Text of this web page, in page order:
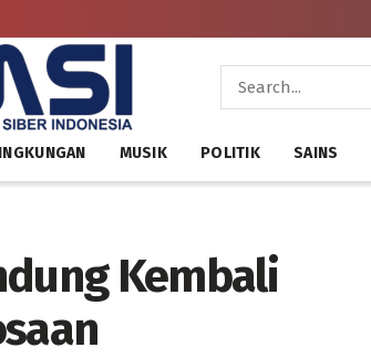
MUSIK POLITIK SAINS
Kembali